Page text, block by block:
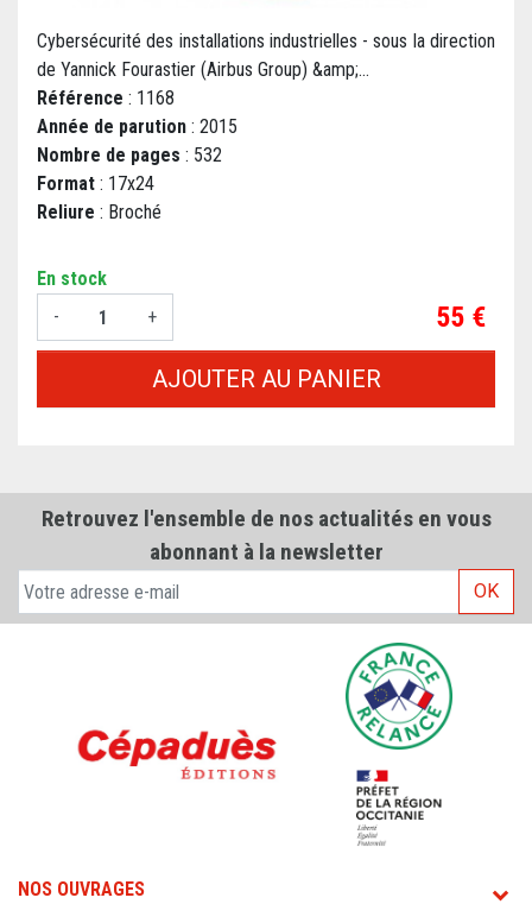
Cybersécurité des installations industrielles - sous la direction
de Yannick Fourastier (Airbus Group) &amp;...
Référence : 1168
Année de parution : 2015
Nombre de pages : 532
Format : 17x24
Reliure : Broché
En stock
-
+ Prix
55 €
AJOUTER AU PANIER
Retrouvez l'ensemble de nos actualités en vous
abonnant à la newsletter
OK
NOS OUVRAGES